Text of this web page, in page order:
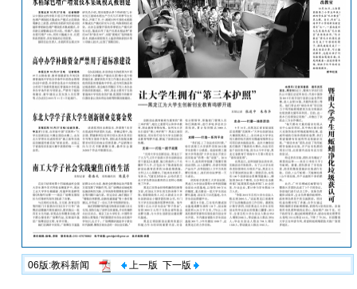
06版:教科新闻 上一版 下一版